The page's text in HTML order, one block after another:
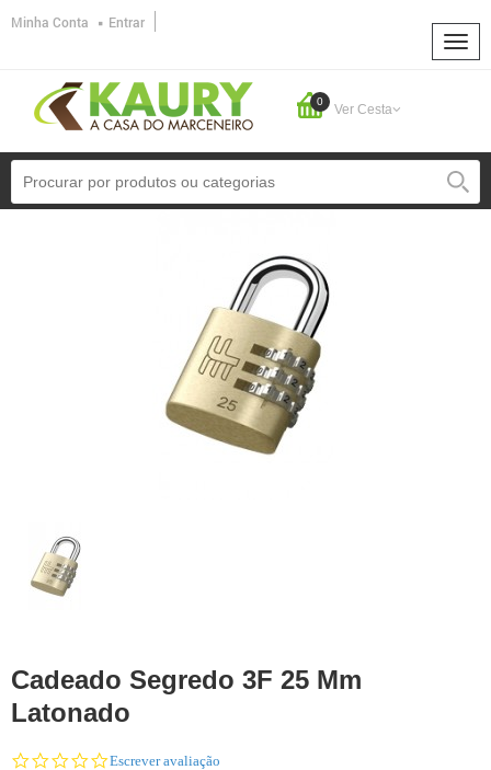
Minha Conta Entrar
0
Ver Cesta
Cadeado Segredo 3F 25 Mm
Latonado
0.0
Escrever avaliação